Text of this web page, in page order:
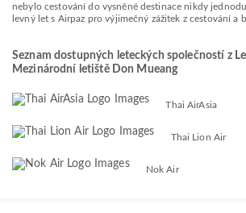
nebylo cestování do vysněné destinace nikdy
levný let s Airpaz pro výjimečný zážitek z cestování a
Seznam dostupných leteckých společností z
Mezinárodní letiště Don Mueang
Thai AirAsia
Thai Lion Air
Nok Air